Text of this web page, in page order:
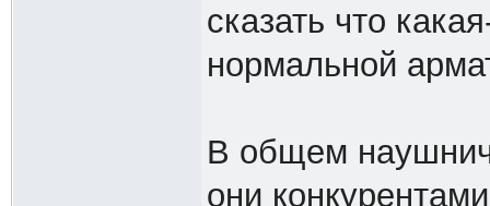
сказать что
нормальной
В общем
они